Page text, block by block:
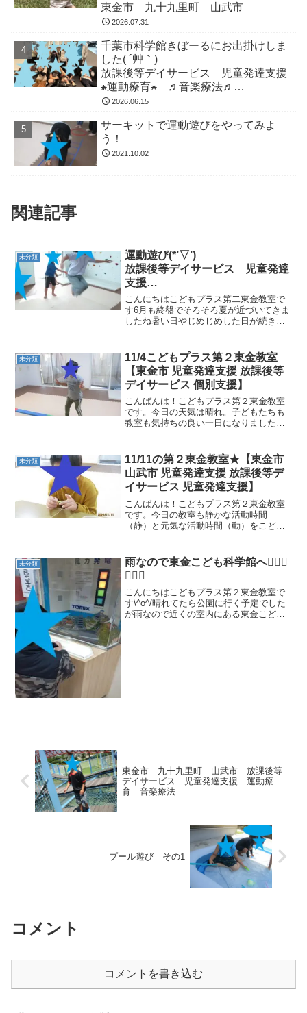
東金市 九十九里町 山武市
2026.07.31
千葉市科学館きぼーるにお出掛けしま
した( ´艸｀)
放課後等デイサービス 児童発達支援
⁕運動療育⁕ ♬音楽療法♬
東金市 九十九里町 山武市
2026.06.15
サーキットで運動遊びをやってみよ
う！
2021.10.02
関連記事
未分類
運動遊び(*’▽’)
放課後等デイサービス 児童発達
支援
⁕運動療育⁕ ♬音楽療法♬
東金市 九十九里町 山武市
こんにちはこどもプラス第二東金教室で
す6月も終盤でそろそろ夏が近づいてきま
したね暑い日やじめじめした日が続きま
動遊びに参加して楽しんでいました
大縄跳び跳躍力：両足...
未分類
11/4こどもプラス第２東金教室
【東金市 児童発達支援 放課後等
デイサービス 個別支援】
こんばんは！こどもプラス第２東金教室
です。今日の天気は晴れ。子どもたちも
教室も気持ちの良い一日になりました。
覚を重視した「平均台１本カニさん歩
き」からスタートです。 カ...
未分類
11/11の第２東金教室★【東金市
山武市 児童発達支援 放課後等デ
イサービス 児童発達支援】
こんばんは！こどもプラス第２東金教室
です。今日の教室も静かな活動時間
（静）と元気な活動時間（動）をこども
「静」です。集中力が必要な手遊びで
す。 トイレに行き、手を洗い、うが...
未分類
雨なので東金こども科学館へ🚶🏻‍♀️
🚶🏻‍♂️
こんにちはこどもプラス第２東金教室で
す\^o^/晴れてたら公園に行く予定でした
が雨なので近くの室内にある東金こども
東金市 九十九里町 山武市 放課後等
デイサービス 児童発達支援 運動療
育 音楽療法
プール遊び その1
コメント
コメントを書き込む